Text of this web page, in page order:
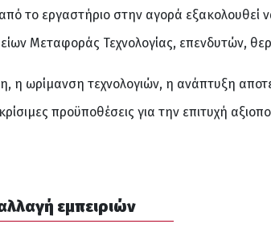
το εργαστήριο στην αγορά εξακολουθεί
Μεταφοράς Τεχνολογίας, επενδυτών,
η ωρίμανση τεχνολογιών, η ανάπτυξη
προϋποθέσεις για την επιτυχή
εμπειριών